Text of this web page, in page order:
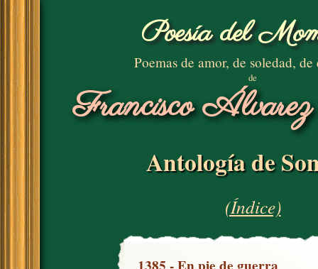
Poesía del
Poemas de amor, de soledad, de
de
Francisco
Antología de
(Índice)